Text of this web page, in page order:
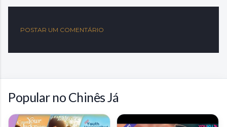
POSTAR UM COMENTÁRIO
Popular no Chinês Já